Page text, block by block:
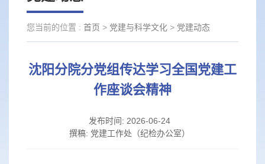
您当前的位置 : 首页 > 党建与科学文化 > 党建动态
沈阳分院分党组传达学习全国党建工
作座谈会精神
发布时间: 2026-06-24
撰稿: 党建工作处（纪检办公室）